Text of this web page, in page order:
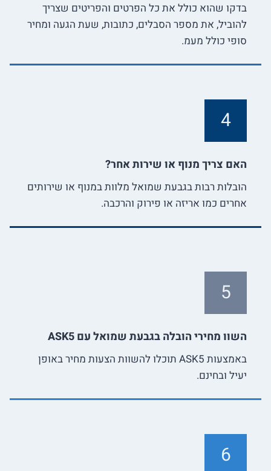
בדקו שהוא כולל את כל הפרטים והפריטים שצריך
להוביל, את מספר הסבלים, כתובות, שעת הגעה ומחיר
סופי כולל מעמ.
4
האם צריך מנוף או שירות אחר?
הובלות רבות בגבעת שמואל מלוות במנוף או שירותים
אחרים כמו אריזה או פירוק והרכבה.
5
השוו מחירי הובלה בגבעת שמואל עם ASK5
באמצעות ASK5 תוכלו להשוות הצעות מחיר באופן
יעיל ובחינם.
6